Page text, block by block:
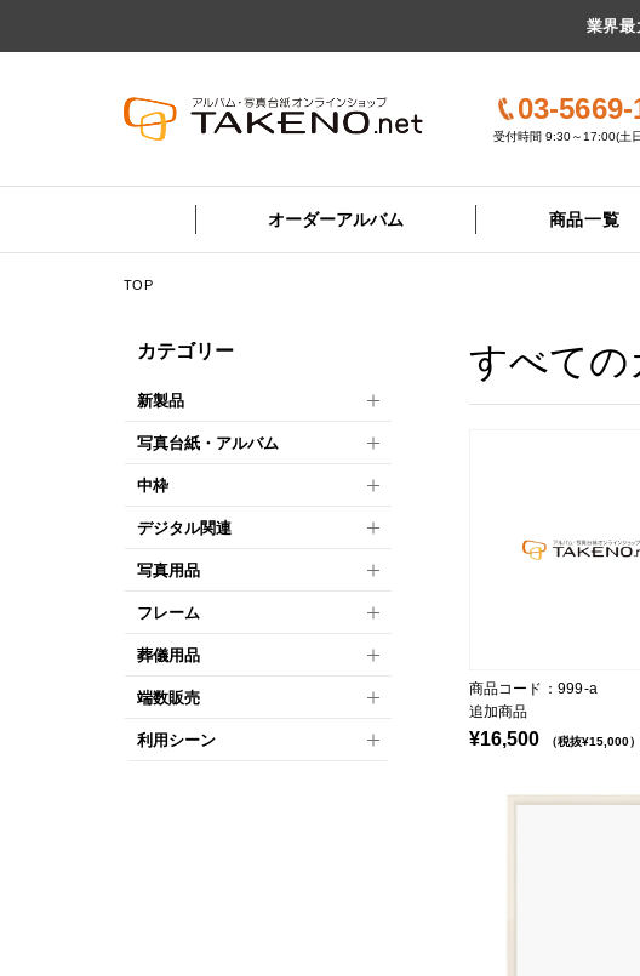
業界最
03-
受付時間 9:30～17:00(土
オーダーアルバム 商品一覧
TOP
カテゴリー
新製品
写真台紙・アルバム
中枠
デジタル関連
写真用品
フレーム
葬儀用品
端数販売
利用シーン
すべての
商品コード：999-a
追加商品
¥16,500 （税抜¥15,000）